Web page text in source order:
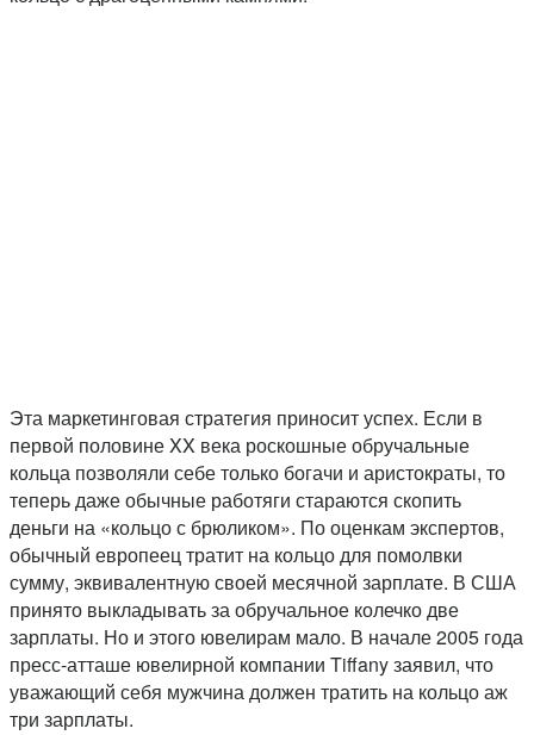
Эта маркетинговая стратегия приносит успех. Если в
первой половине XX века роскошные обручальные
кольца позволяли себе только богачи и аристократы, то
теперь даже обычные работяги стараются скопить
деньги на «кольцо с брюликом». По оценкам экспертов,
обычный европеец тратит на кольцо для помолвки
сумму, эквивалентную своей месячной зарплате. В США
принято выкладывать за обручальное колечко две
зарплаты. Но и этого ювелирам мало. В начале 2005 года
пресс-атташе ювелирной компании Tiffany заявил, что
уважающий себя мужчина должен тратить на кольцо аж
три зарплаты.